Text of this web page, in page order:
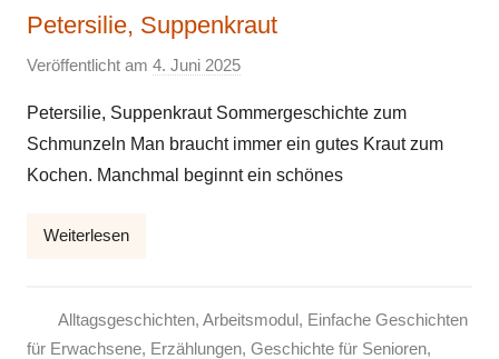
Petersilie, Suppenkraut
Veröffentlicht am 4. Juni 2025
n
E
l
Petersilie, Suppenkraut Sommergeschichte zum
Schmunzeln Man braucht immer ein gutes Kraut zum
Kochen. Manchmal beginnt ein schönes
Weiterlesen
Alltagsgeschichten, Arbeitsmodul, Einfache Geschichten
für Erwachsene, Erzählungen, Geschichte für Senioren,